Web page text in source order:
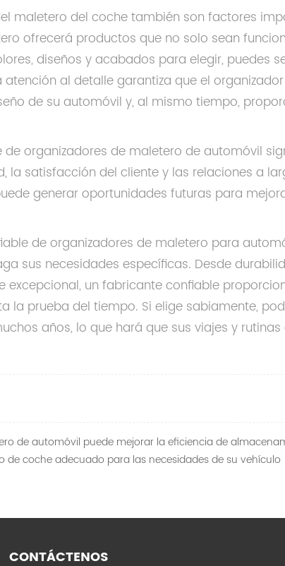
maletero del coche también son factores
ofrecerá productos que no solo sean
diseños y acabados para elegir, puedes
al detalle garantiza que el
de su automóvil y, al mismo tiempo,
organizadores de maletero de automóvil
satisfacción del cliente y las relaciones a
generar oportunidades futuras para
de organizadores de maletero para
sus necesidades específicas. Desde
un fabricante confiable
la prueba del tiempo. Si elige sabiamente,
años, lo que hará que sus viajes y
de automóvil puede mejorar la eficiencia de
de coche adecuado para las necesidades de su vehículo
CONTÁCTENOS